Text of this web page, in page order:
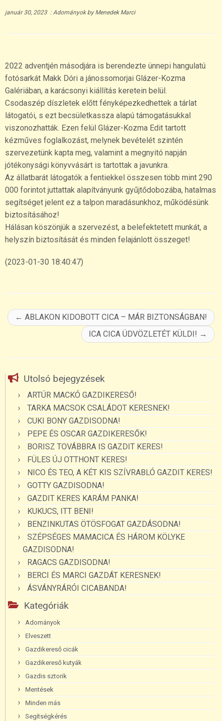
január 30, 2023:Adományok by Menedek Marci
2022 adventjén másodjára is berendezte ünnepi hangulatú
fotósarkát Makk Dóri a jánossomorjai Glázer-Kozma
Galériában, a karácsonyi kiállítás keretein belül.
Csodaszép díszletek előtt fényképezkedhettek a tárlat
látogatói, s ezt becsületkassza alapú támogatásukkal
viszonozhatták. Ezen felül Glázer-Kozma Edit tartott
kézműves foglalkozást, melynek bevételét szintén
szervezetünk kapta meg, valamint a megnyitó napján
jótékonysági könyvvásárt is tartottak a javunkra.
Az állatbarát látogatók a fentiekkel összesen több mint 290
000 forintot juttattak alapítványunk gyűjtődobozába, hatalmas
segítséget jelent ez a talpon maradásunkhoz, működésünk
biztosításához!
Hálásan köszönjük a szervezést, a belefektetett munkát, a
helyszín biztosítását és minden felajánlott összeget!
(2023-01-30 18:40:47)
← ABLAKON KIDOBOTT CICA – MÁR BIZTONSÁGBAN!
ICA CICA ÜDVÖZLETÉT KÜLDI! →
Utolsó bejegyzések
ARTÚR MACKÓ GAZDIKERESŐ!
TARKA MACSOK CSALÁDOT KERESNEK!
CUKI BONY GAZDISODNA!
PEPE ÉS OSCAR GAZDIKERESŐK!
BORISZ TOVÁBBRA IS GAZDIT KERES!
FÜLES ÚJ OTTHONT KERES!
NICO ÉS TEO, A KÉT KIS SZÍVRABLÓ GAZDIT KERES!
GOTTY GAZDISODNA!
GAZDIT KERES KARÁM PANKA!
KUKUCS, ITT BENI!
BENZINKUTAS ÖTÖSFOGAT GAZDÁSODNA!
SZÉPSÉGES MAMACICA ÉS HÁROM KÖLYKE
GAZDISODNA!
RAGACS GAZDISODNA!
BERCI ÉS MARCI GAZDÁT KERESNEK!
ÁSVÁNYRÁRÓI CICABANDA!
Kategóriák
Adományok
Elveszett
Gazdikereső cicák
Gazdikereső kutyák
Gazdis sztorik
Mentések
Minden más
Segítségkérés